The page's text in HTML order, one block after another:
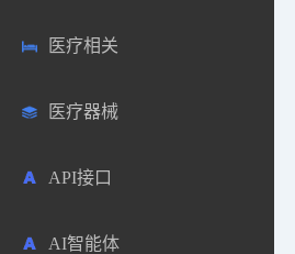
药品市场信息
合成化工
药物分析
毒性数据库
日本
其他各国
药研咨询
医药科普
SciHub文献
文献下载
文献管理
各国专利局官方查询
医药专利
商业专利数据库
免费专利库
医疗相关
医疗器械
API接口
AI智能体